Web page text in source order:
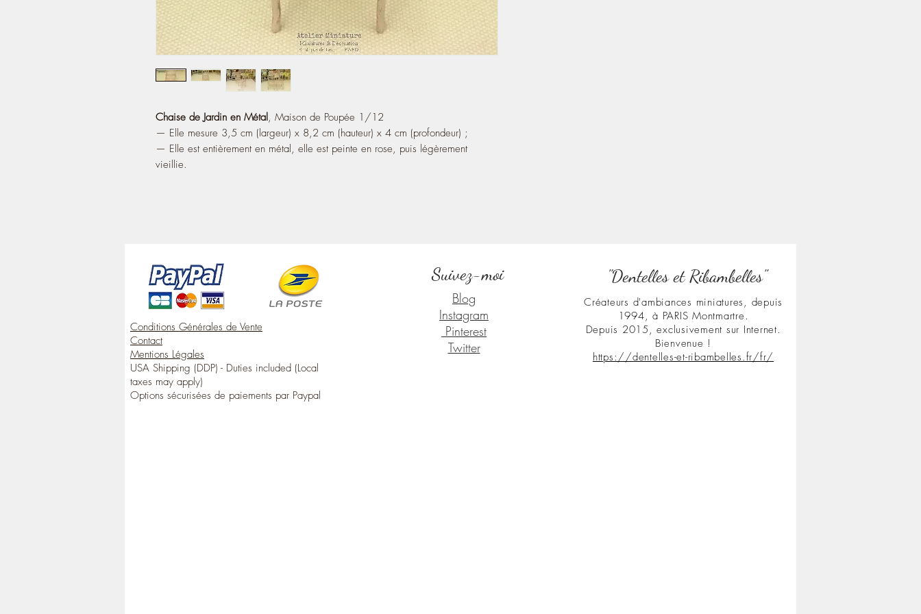
Chaise de Jardin en Métal, Maison de Poupée 1/12
— Elle mesure 3,5 cm (largeur) x 8,2 cm (hauteur) x 4 cm (profondeur) ;
— Elle est entièrement en métal, elle est peinte en rose, puis légèrement
vieillie.
Conditions Générales de Vente
Contact
Mentions Légales
USA Shipping (DDP) - Duties included (Local
taxes may apply)
Options sécurisées de paiements par Paypal
Suivez-moi
Blog
Instagram
Pinterest
Twitter
"Dentelles et Ribambelles"
Créateurs d'ambiances miniatures, depuis
1994, à PARIS Montmartre.
Depuis 2015, exclusivement sur Internet.
Bienvenue !
https://dentelles-et-ribambelles.fr/fr/